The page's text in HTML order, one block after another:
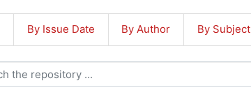
By Issue Date By Author By Subject